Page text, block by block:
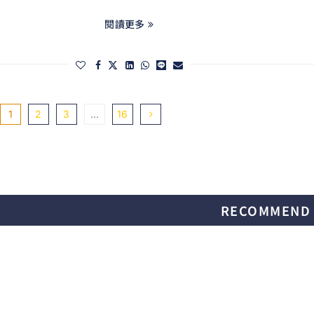
閱讀更多
1 2 3 ... 16
RECOMMEND